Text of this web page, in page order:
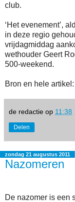
club.
‘Het evenement’,
in deze regio
vrijdagmiddag
wethouder Geert
500-weekend.
Bron en hele
de redactie op 11:38
Delen
zondag 21 augustus 2011
Nazomeren
De nazomer is een